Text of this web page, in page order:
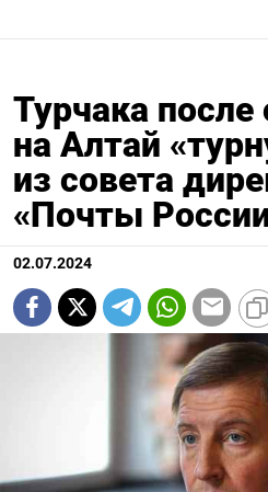
Турчака после
на Алтай
из совета
«Почты
02.07.2024